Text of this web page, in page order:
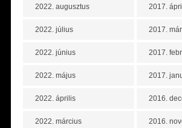
2022. augusztus
2022. július
2022. június
2022. május
2022. április
2022. március
2017.
2017.
2017.
2017.
2016.
2016.